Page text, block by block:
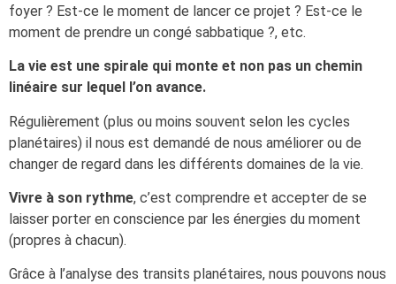
foyer ? Est-ce le moment de lancer ce projet ? Est-ce le
moment de prendre un congé sabbatique ?, etc.
La vie est une spirale qui monte et non pas un chemin
linéaire sur lequel l’on avance.
Régulièrement (plus ou moins souvent selon les cycles
planétaires) il nous est demandé de nous améliorer ou de
changer de regard dans les différents domaines de la vie.
Vivre à son rythme, c’est comprendre et accepter de se
laisser porter en conscience par les énergies du moment
(propres à chacun).
Grâce à l’analyse des transits planétaires, nous pouvons nous